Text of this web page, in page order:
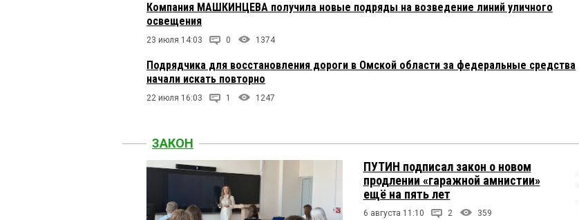
Компания МАШКИНЦЕВА получила новые подряды на возведение линий уличного
освещения
23 июля 14:03 0 1374
Подрядчика для восстановления дороги в Омской области за федеральные средства
начали искать повторно
22 июля 16:03 1 1247
ЗАКОН
ПУТИН подписал закон о новом
продлении «гаражной амнистии»
ещё на пять лет
6 августа 11:10 2 359